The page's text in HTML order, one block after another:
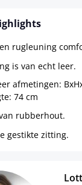
rugleuning
is van echt leer.
afmetingen:
74 cm
rubberhout.
gestikte zitting.